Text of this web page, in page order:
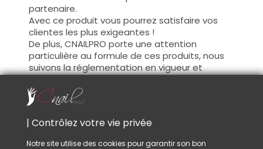
partenaire.
Avec ce produit vous pourrez satisfaire vos
clientes les plus exigeantes !
De plus, CNAILPRO porte une attention
particulière au formule de ces produits, nous
suivons la réglementation en vigueur et
garantissons la conformité de nos produits.
Ceci pour garantir une sécurité d'utilisation
optimale.
| Contrôlez votre vie privée
Notre site utilise des cookies pour garantir son bon